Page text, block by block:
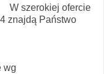
W szerokiej ofercie
znajdą Państwo
wg